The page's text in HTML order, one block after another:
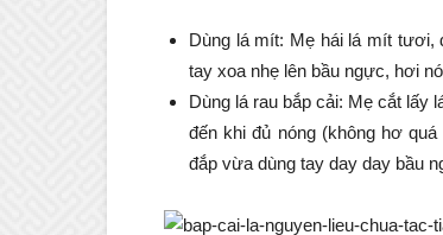
Dùng lá mít: Mẹ hái lá mít tươi,
tay xoa nhẹ lên bầu ngực, hơi
Dùng lá rau bắp cải: Mẹ cắt lấy
đến khi đủ nóng (không hơ
đắp vừa dùng tay day day bầu